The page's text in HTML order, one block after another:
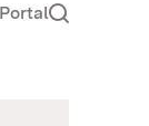
Portal